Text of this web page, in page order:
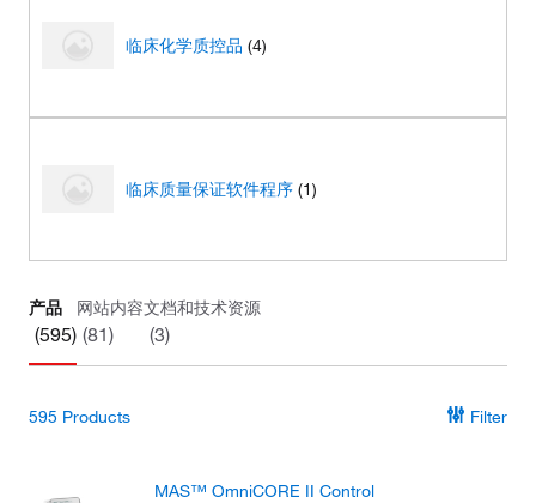
临床化学质控品 (4)
临床质量保证软件程序 (1)
产品
(595)
网站内容
(81)
文档和技术资源
(3)
595 Products Filter
MAS™ OmniCORE II Control